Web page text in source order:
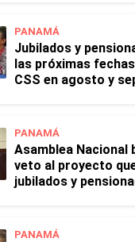
PANAMÁ
Jubilados y
las próximas
CSS en agosto y
PANAMÁ
Asamblea Nacional
veto al proyecto
jubilados y
PANAMÁ